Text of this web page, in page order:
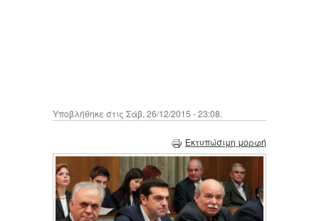
Υποβλήθηκε στις Σάβ, 26/12/2015 - 23:08.
Εκτυπώσιμη μορφή